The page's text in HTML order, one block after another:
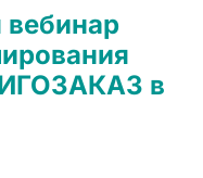
вебинар
в